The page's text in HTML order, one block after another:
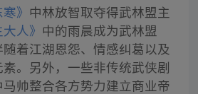
》 中林放智取夺得武林盟主
人》 中的雨晨成为武林盟
着江湖恩怨、情感纠葛以及
。另外，一些非传统武侠剧
马帅整合各方势力建立商业帝